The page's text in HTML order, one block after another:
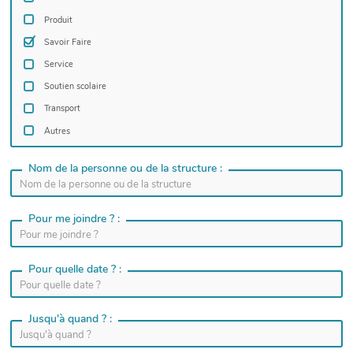
Produit
Savoir Faire
Service
Soutien scolaire
Transport
Autres
Nom de la personne ou de la structure :
Pour me joindre ? :
Pour quelle date ? :
Jusqu'à quand ? :